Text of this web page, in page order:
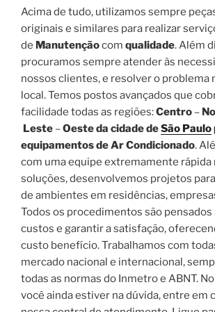
Acima de tudo, utilizamos sempre
originais e similares para realizar
de Manutençãocom qualidade. Além
procuramos sempre atender às
nossos clientes, e resolver o problema
local. Temos postos avançados que
facilidade todas as regiões:Centro –
Leste –Oeste da cidade deSão Paulo
equipamentos de Ar Condicionado.
com uma equipe extremamente rápida
soluções, desenvolvemos projetos
de ambientes em residências,
Todos os procedimentos são
custos e garantir a satisfação,
custo benefício. Trabalhamos com
mercado nacional e internacional,
todas as normas do Inmetro e ABNT.
você ainda estiver na dúvida, entre em